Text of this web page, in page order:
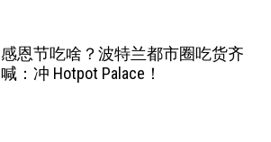
感恩节吃啥？波特兰都市圈吃货齐
喊：冲 Hotpot Palace！